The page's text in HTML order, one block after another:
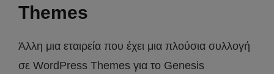
Themes
Άλλη μια εταιρεία που έχει μια πλούσια συλλογή
σε WordPress Themes για το Genesis